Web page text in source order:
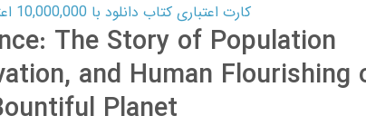
کارت اعتباری کتاب دانلود با 10,000,000 اعتبار دانلود کتاب! کلیک کنید
The Story of Population
and Human Flourishing
Planet